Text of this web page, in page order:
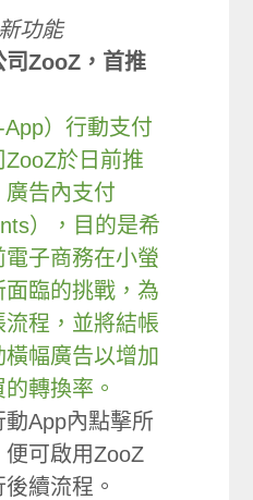
功能
司ZooZ，首推
）行動支付
於日前推
廣告內支付
），目的是希
子商務在小螢
臨的挑戰，為
程，並將結帳
幅廣告以增加
轉換率。
App內點擊所
便可啟用ZooZ
續流程。